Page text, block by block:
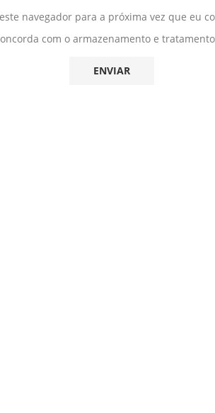
navegador para a próxima vez que eu
com o armazenamento e